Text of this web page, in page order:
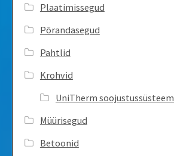
Plaatimissegud
Põrandasegud
Pahtlid
Krohvid
UniTherm soojustussüsteem
Müürisegud
Betoonid